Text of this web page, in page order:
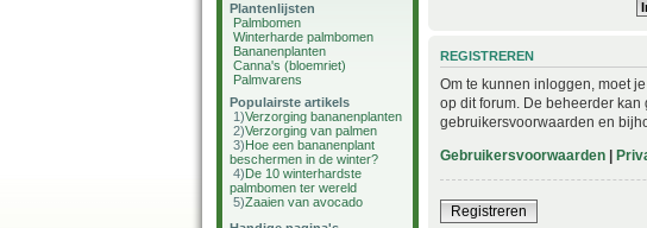
Plantenlijsten
Palmbomen
Winterharde palmbomen
Bananenplanten
Canna's (bloemriet)
Palmvarens
Populairste artikels
1)Verzorging bananenplanten
2)Verzorging van palmen
3)Hoe een bananenplant
beschermen in de winter?
4)De 10 winterhardste
palmbomen ter wereld
5)Zaaien van avocado
REGISTREREN
Om te kunnen inloggen, moet
op dit forum. De beheerder
gebruikersvoorwaarden en
Gebruikersvoorwaarden |
Registreren